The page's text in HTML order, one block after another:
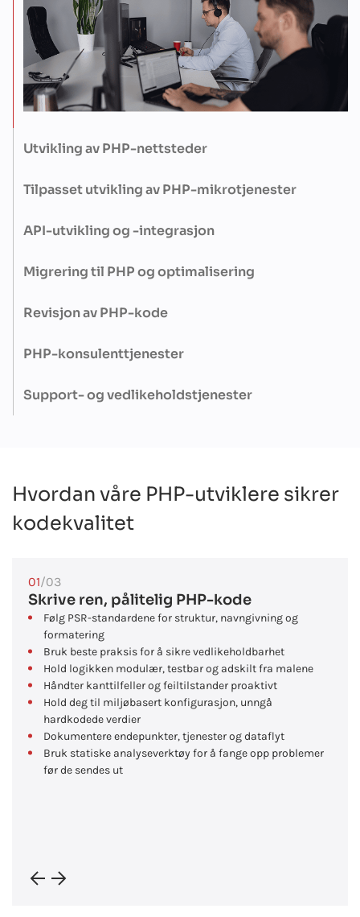
Utvikling av PHP-nettsteder
nettsteder ved hjelp av Twig, Blade eller tilpassede templating-
systemer som er fullt optimalisert for ytelse og
Tilpasset utvikling av PHP-mikrotjenester
standarder, Docker og verktøy som RabbitMQ, slik at systemene
dine forblir robuste og skalerbare.
API-utvikling og -integrasjon
som behersker REST, GraphQL, JWT og tredjepartsintegrasjoner
fra CRM til ERP.
Migrering til PHP og optimalisering
utviklerne våre profileringsverktøy og smart refaktorisering for
å modernisere stakken din uten å ødelegge ting.
Revisjon av PHP-kode
sikkerhet, arkitektur og designmønstre. Vi hjelper deg med å
løse skjulte problemer før de blir reelle.
PHP-konsulenttjenester
arkitektur, foreslå de riktige verktøyene og feilsøke utfordringer
knyttet til ytelse og skalerbarhet.
Support- og vedlikeholdstjenester
Hvordan våre PHP-utviklere sikrer
kodekvalitet
01/03
Skrive ren, pålitelig PHP-kode
Følg PSR-standardene for struktur, navngivning og
formatering
Bruk beste praksis for å sikre vedlikeholdbarhet
Hold logikken modulær, testbar og adskilt fra malene
Håndter kanttilfeller og feiltilstander proaktivt
Hold deg til miljøbasert konfigurasjon, unngå
hardkodede verdier
Dokumentere endepunkter, tjenester og dataflyt
Bruk statiske analyseverktøy for å fange opp problemer
før de sendes ut